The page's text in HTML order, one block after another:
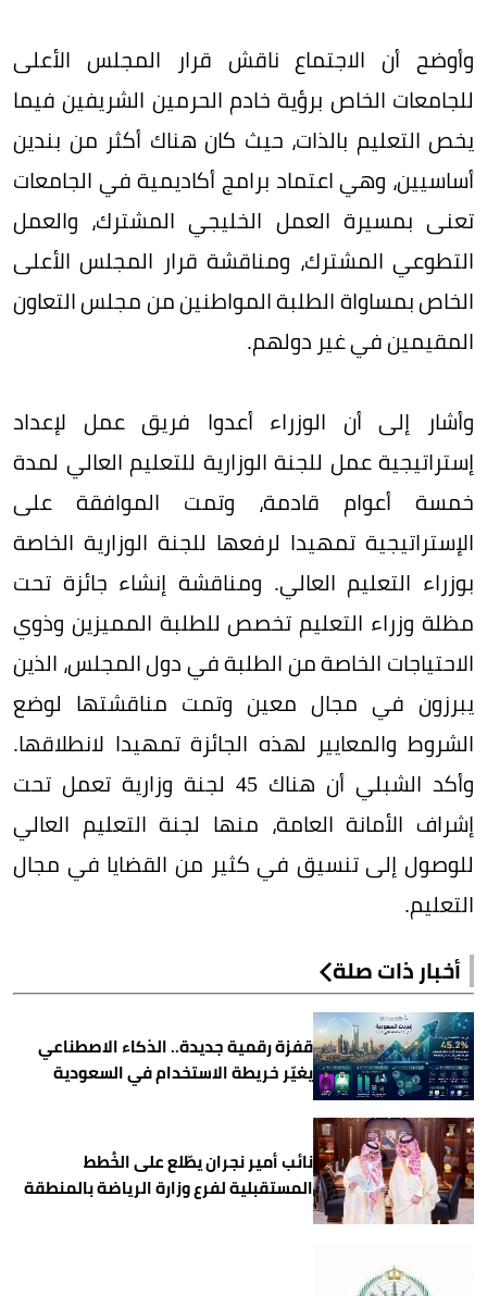
وأوضح أن الاجتماع ناقش قرار المجلس الأعلى
للجامعات الخاص برؤية خادم الحرمين الشريفين فيما
يخص التعليم بالذات، حيث كان هناك أكثر من بندين
أساسيين، وهي اعتماد برامج أكاديمية في الجامعات
تعنى بمسيرة العمل الخليجي المشترك، والعمل
التطوعي المشترك، ومناقشة قرار المجلس الأعلى
الخاص بمساواة الطلبة المواطنين من مجلس التعاون
المقيمين في غير دولهم.
وأشار إلى أن الوزراء أعدوا فريق عمل لإعداد
إستراتيجية عمل للجنة الوزارية للتعليم العالي لمدة
خمسة أعوام قادمة، وتمت الموافقة على
الإستراتيجية تمهيدا لرفعها للجنة الوزارية الخاصة
بوزراء التعليم العالي. ومناقشة إنشاء جائزة تحت
مظلة وزراء التعليم تخصص للطلبة المميزين وذوي
الاحتياجات الخاصة من الطلبة في دول المجلس، الذين
يبرزون في مجال معين وتمت مناقشتها لوضع
الشروط والمعايير لهذه الجائزة تمهيدا لانطلاقها.
وأكد الشبلي أن هناك 45 لجنة وزارية تعمل تحت
إشراف الأمانة العامة، منها لجنة التعليم العالي
للوصول إلى تنسيق في كثير من القضايا في مجال
التعليم.
أخبار ذات صلة
قفزة رقمية جديدة.. الذكاء الاصطناعي
يغيّر خريطة الاستخدام في السعودية
نائب أمير نجران يطّلع على الخُطط
المستقبلية لفرع وزارة الرياضة بالمنطقة